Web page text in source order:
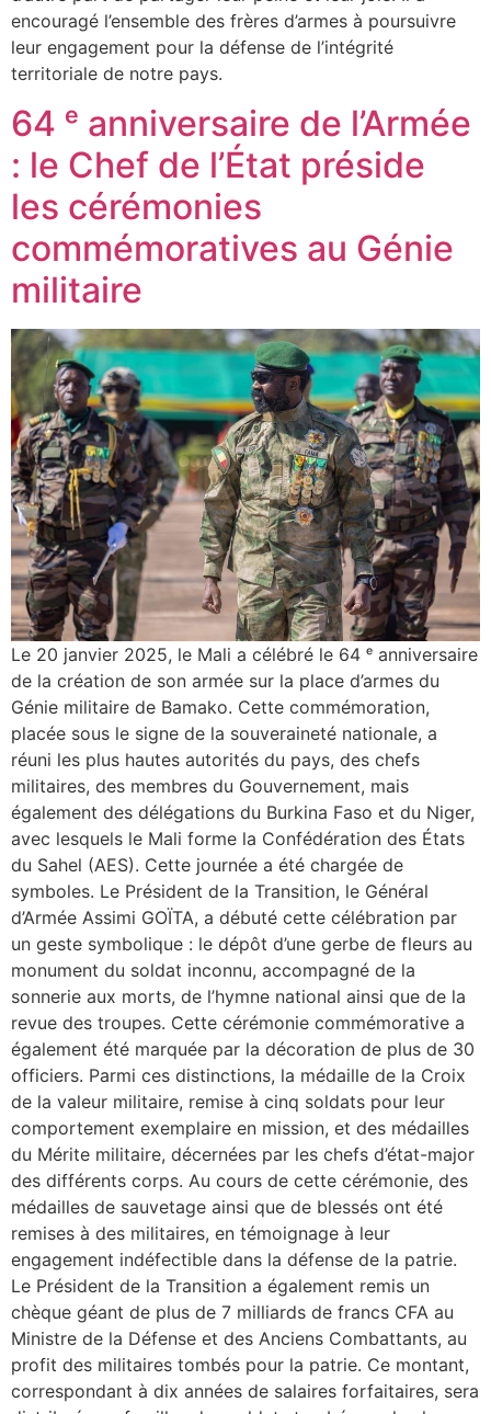
encouragé l’ensemble des frères d’armes à poursuivre
leur engagement pour la défense de l’intégrité
territoriale de notre pays.
64 ᵉ anniversaire de l’Armée
: le Chef de l’État préside
les cérémonies
commémoratives au Génie
militaire
Le 20 janvier 2025, le Mali a célébré le 64 ᵉ anniversaire
de la création de son armée sur la place d’armes du
Génie militaire de Bamako. Cette commémoration,
placée sous le signe de la souveraineté nationale, a
réuni les plus hautes autorités du pays, des chefs
militaires, des membres du Gouvernement, mais
également des délégations du Burkina Faso et du Niger,
avec lesquels le Mali forme la Confédération des États
du Sahel (AES). Cette journée a été chargée de
symboles. Le Président de la Transition, le Général
d’Armée Assimi GOÏTA, a débuté cette célébration par
un geste symbolique : le dépôt d’une gerbe de fleurs au
monument du soldat inconnu, accompagné de la
sonnerie aux morts, de l’hymne national ainsi que de la
revue des troupes. Cette cérémonie commémorative a
également été marquée par la décoration de plus de 30
officiers. Parmi ces distinctions, la médaille de la Croix
de la valeur militaire, remise à cinq soldats pour leur
comportement exemplaire en mission, et des médailles
du Mérite militaire, décernées par les chefs d’état-major
des différents corps. Au cours de cette cérémonie, des
médailles de sauvetage ainsi que de blessés ont été
remises à des militaires, en témoignage à leur
engagement indéfectible dans la défense de la patrie.
Le Président de la Transition a également remis un
chèque géant de plus de 7 milliards de francs CFA au
Ministre de la Défense et des Anciens Combattants, au
profit des militaires tombés pour la patrie. Ce montant,
correspondant à dix années de salaires forfaitaires, sera